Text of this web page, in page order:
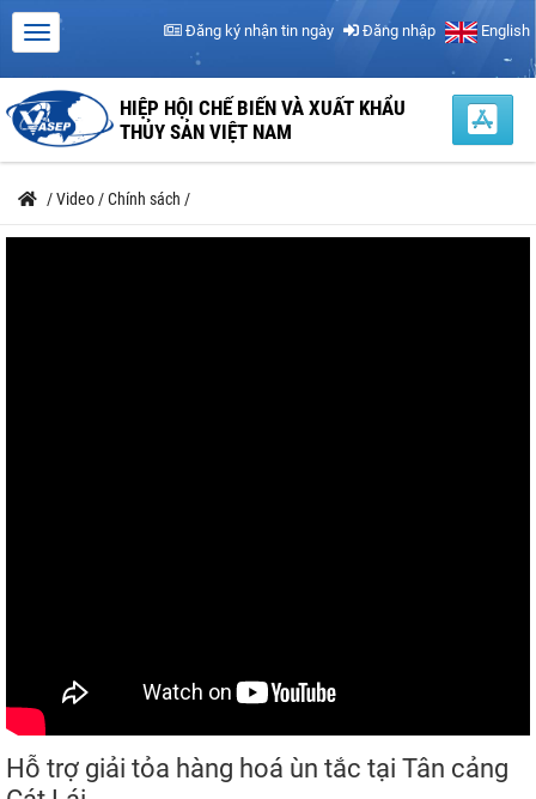
Đăng ký nhận tin ngày Đăng nhập English
HIỆP HỘI CHẾ BIẾN VÀ XUẤT KHẨU
THỦY SẢN VIỆT NAM
/Video /Chính sách /
Hỗ trợ giải tỏa hàng hoá ùn tắc tại Tân cảng